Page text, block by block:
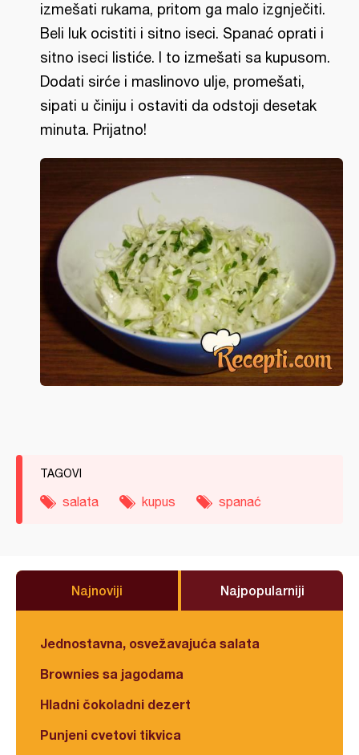
izmešati rukama, pritom ga malo izgnječiti.
Beli luk ocistiti i sitno iseci. Spanać oprati i
sitno iseci listiće. I to izmešati sa kupusom.
Dodati sirće i maslinovo ulje, promešati,
sipati u činiju i ostaviti da odstoji desetak
minuta. Prijatno!
TAGOVI
salata kupus spanać
Najnoviji Najpopularniji
Jednostavna, osvežavajuća salata
Brownies sa jagodama
Hladni čokoladni dezert
Punjeni cvetovi tikvica